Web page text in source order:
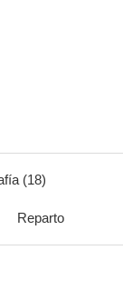
(18)
Reparto